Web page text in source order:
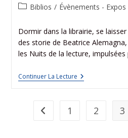
Biblios / Évènements - Expos
Dormir dans la librairie, se
des storie de Beatrice
les Nuits de la lecture,
Continuer La Lecture
1 2 3